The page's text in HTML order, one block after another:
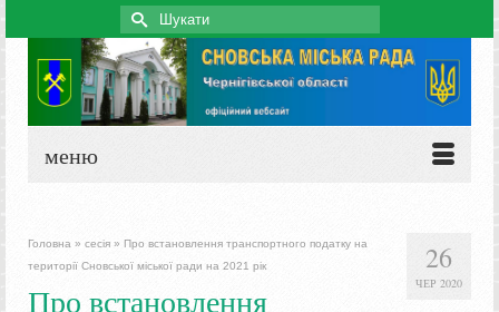
Search
for:
меню
26
ЧЕР 2020
Головна » сесія » Про встановлення транспортного податку на
території Сновської міської ради на 2021 рік
Про встановлення